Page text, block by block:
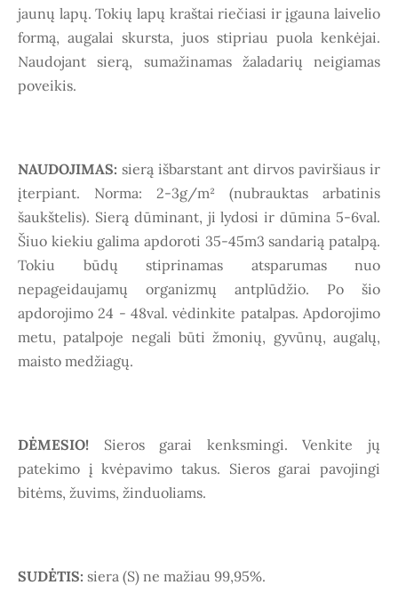
jaunų lapų. Tokių lapų kraštai riečiasi ir įgauna laivelio
formą, augalai skursta, juos stipriau puola kenkėjai.
Naudojant sierą, sumažinamas žaladarių neigiamas
poveikis.
NAUDOJIMAS: sierą išbarstant ant dirvos paviršiaus ir
įterpiant. Norma: 2-3g/m² (nubrauktas arbatinis
šaukštelis). Sierą dūminant, ji lydosi ir dūmina 5-6val.
Šiuo kiekiu galima apdoroti 35-45m3 sandarią patalpą.
Tokiu būdų stiprinamas atsparumas nuo
nepageidaujamų organizmų antplūdžio. Po šio
apdorojimo 24 - 48val. vėdinkite patalpas. Apdorojimo
metu, patalpoje negali būti žmonių, gyvūnų, augalų,
maisto medžiagų.
DĖMESIO! Sieros garai kenksmingi. Venkite jų
patekimo į kvėpavimo takus. Sieros garai pavojingi
bitėms, žuvims, žinduoliams.
SUDĖTIS: siera (S) ne mažiau 99,95%.